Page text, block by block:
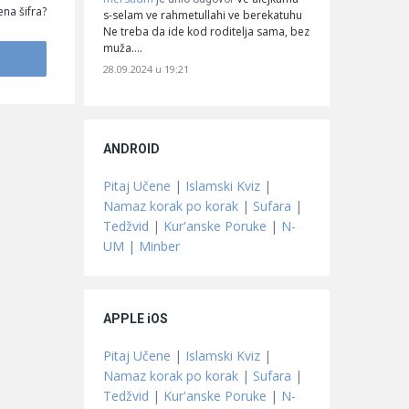
šifra?
s-selam ve rahmetullahi ve berekatuhu
Ne treba da ide kod roditelja sama, bez
muža.…
28.09.2024 u 19:21
ANDROID
Pitaj Učene | Islamski Kviz |
Namaz korak po korak | Sufara |
Tedžvid | Kur'anske Poruke | N-
UM | Minber
APPLE iOS
Pitaj Učene | Islamski Kviz |
Namaz korak po korak | Sufara |
Tedžvid | Kur'anske Poruke | N-